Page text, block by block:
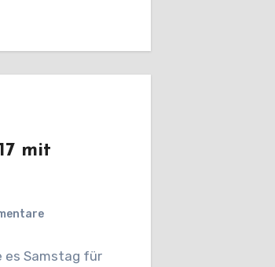
mit
es Samstag für